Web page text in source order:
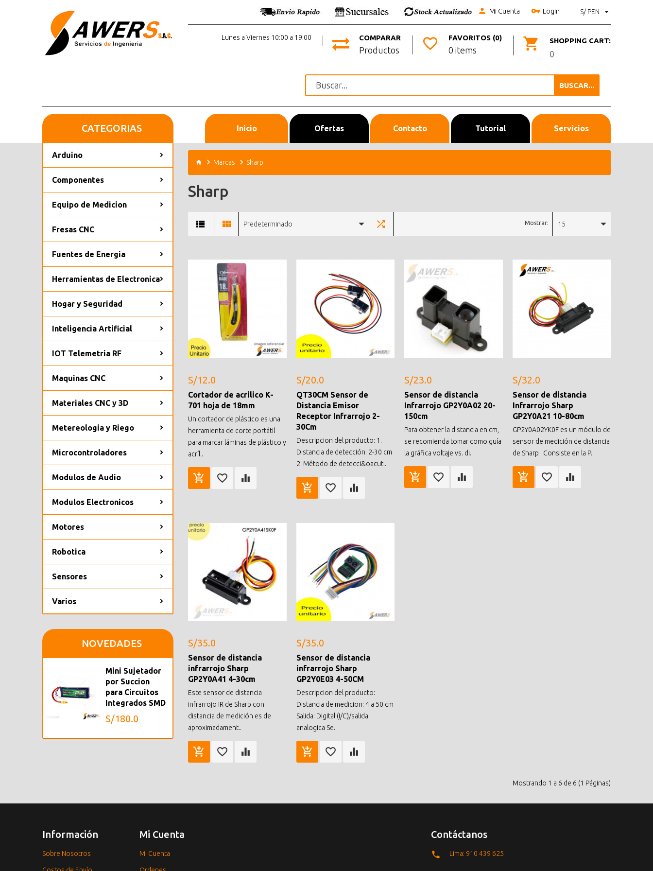
S/ PEN
Mi Cuenta Login
SHOPPING CART:
0
FAVORITOS (0)
0 items
COMPARAR
Productos
Lunes a Viernes 10:00 a 19:00
BUSCAR...
Inicio Ofertas Contacto Tutorial Servicios
CATEGORIAS
Arduino
Componentes
Equipo de Medicion
Fresas CNC
Fuentes de Energia
Herramientas de Electronica
Hogar y Seguridad
Inteligencia Artificial
IOT Telemetria RF
Maquinas CNC
Materiales CNC y 3D
Metereologia y Riego
Microcontroladores
Modulos de Audio
Modulos Electronicos
Motores
Robotica
Sensores
Varios
NOVEDADES
Mini Sujetador
por Succion
para Circuitos
Integrados SMD
S/180.0
Marcas Sharp
Sharp
Predeterminado Mostrar: 15
S/12.0
Cortador de acrilico K-
701 hoja de 18mm
Un cortador de plástico es una
herramienta de corte portátil
para marcar láminas de plástico y
acríl..
S/20.0
QT30CM Sensor de
Distancia Emisor
Receptor Infrarrojo 2-
30Cm
Descripcion del producto: 1.
Distancia de detección: 2-30 cm
2. Método de detecci&oacut..
S/23.0
Sensor de distancia
Infrarrojo GP2Y0A02 20-
150cm
Para obtener la distancia en cm,
se recomienda tomar como guía
la gráfica voltaje vs. di..
S/32.0
Sensor de distancia
Infrarrojo Sharp
GP2Y0A21 10-80cm
GP2Y0A02YK0F es un módulo de
sensor de medición de distancia
de Sharp . Consiste en la P..
S/35.0
Sensor de distancia
infrarrojo Sharp
GP2Y0A41 4-30cm
Este sensor de distancia
infrarrojo IR de Sharp con
distancia de medición es de
aproximadament..
S/35.0
Sensor de distancia
infrarrojo Sharp
GP2Y0E03 4-50CM
Descripcion del producto:
Distancia de medicion: 4 a 50 cm
Salida: Digital (I/C)/salida
analogica Se..
Mostrando 1 a 6 de 6 (1 Páginas)
Información
Sobre Nosotros
Mi Cuenta
Mi Cuenta
Contáctanos
Lima: 910 439 625